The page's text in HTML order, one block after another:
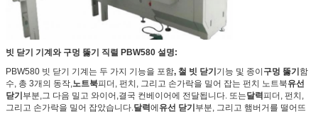
빗 닫기 기계와 구멍 뚫기 직렬 PBW580 설명:
PBW580 빗 닫기 기계는 두 가지 기능을 포함, 철 빗 닫기 기능 및 종이 구멍 뚫기 함
수, 총 3개의 동작,노트북피더, 펀치, 그리고 손가락을 밀어 잡는 펀치 노트북유선
닫기 부분,그 다음 밀고 와이어,결국 컨베이어에 전달됩니다. 또는달력피더, 펀치,
그리고 손가락을 밀어 잡았습니다.달력에 유선 닫기 부분, 그리고 햄버거를 떨어뜨